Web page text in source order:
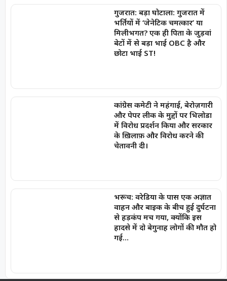
गुजरात: बड़ा घोटाला: गुजरात में
भर्तियों में ‘जेनेटिक चमत्कार’ या
मिलीभगत? एक ही पिता के जुड़वां
बेटों में से बड़ा भाई OBC है और
छोटा भाई ST!
कांग्रेस कमेटी ने महंगाई, बेरोज़गारी
और पेपर लीक के मुद्दों पर भिलोडा
में विरोध प्रदर्शन किया और सरकार
के ख़िलाफ़ और विरोध करने की
चेतावनी दी।
भरूच: वरेडिया के पास एक अज्ञात
वाहन और बाइक के बीच हुई दुर्घटना
से हड़कंप मच गया, क्योंकि इस
हादसे में दो बेगुनाह लोगों की मौत हो
गई…